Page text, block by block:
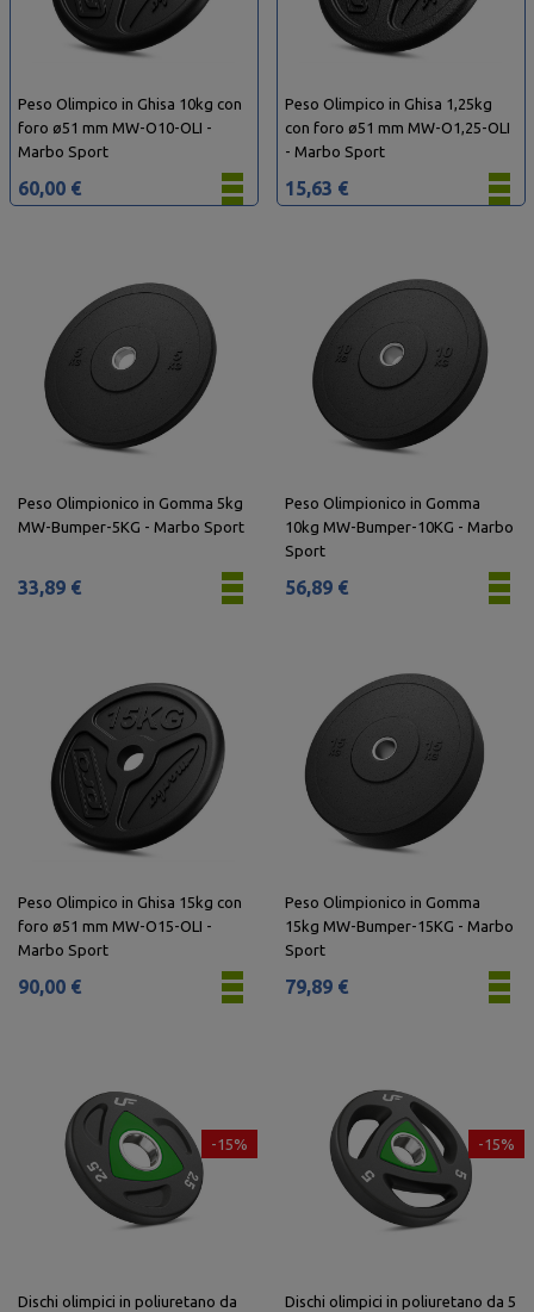
Peso Olimpico in Ghisa 10kg con
foro ø51 mm MW-O10-OLI -
Marbo Sport
60,00 €
Peso Olimpico in Ghisa 1,25kg
con foro ø51 mm MW-O1,25-OLI
- Marbo Sport
15,63 €
Peso Olimpionico in Gomma 5kg
MW-Bumper-5KG - Marbo Sport
33,89 €
Peso Olimpionico in Gomma
10kg MW-Bumper-10KG - Marbo
Sport
56,89 €
Peso Olimpico in Ghisa 15kg con
foro ø51 mm MW-O15-OLI -
Marbo Sport
90,00 €
Peso Olimpionico in Gomma
15kg MW-Bumper-15KG - Marbo
Sport
79,89 €
-15%
Dischi olimpici in poliuretano da
-15%
Dischi olimpici in poliuretano da 5